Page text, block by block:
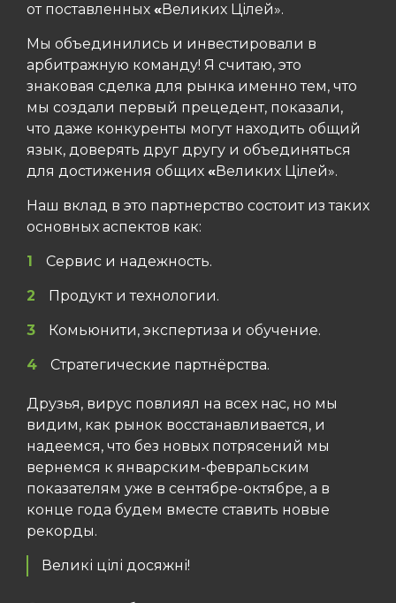
от поставленных «Великих Цілей».
Мы объединились и инвестировали в
арбитражную команду! Я считаю, это
знаковая сделка для рынка именно тем, что
мы создали первый прецедент, показали,
что даже конкуренты могут находить общий
язык, доверять друг другу и объединяться
для достижения общих «Великих Цілей».
Наш вклад в это партнерство состоит из таких
основных аспектов как:
Сервис и надежность.
Продукт и технологии.
Комьюнити, экспертиза и обучение.
Стратегические партнёрства.
Друзья, вирус повлиял на всех нас, но мы
видим, как рынок восстанавливается, и
надеемся, что без новых потрясений мы
вернемся к январским-февральским
показателям уже в сентябре-октябре, а в
конце года будем вместе ставить новые
рекорды.
Великі цілі досяжні!